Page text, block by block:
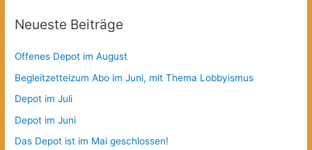
Neueste Beiträge
Offenes Depot im August
Begleitzettelzum Abo im Juni, mit Thema Lobbyismus
Depot im Juli
Depot im Juni
Das Depot ist im Mai geschlossen!